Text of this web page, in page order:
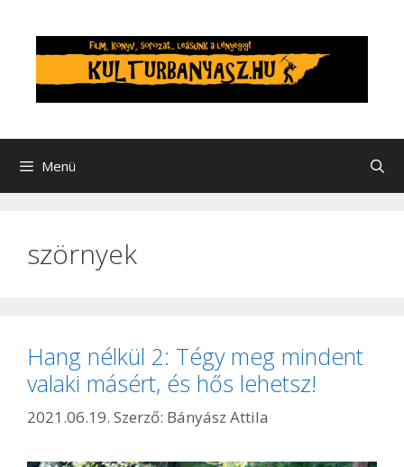
tartalomba
Menü
szörnyek
Hang nélkül 2: Tégy meg mindent
valaki másért, és hős lehetsz!
2021.06.19. Szerző: Bányász Attila